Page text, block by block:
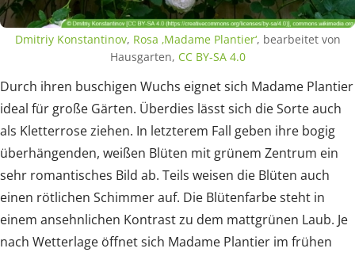
Dmitriy Konstantinov, Rosa ‚Madame Plantier‘, bearbeitet von
Hausgarten, CC BY-SA 4.0
Durch ihren buschigen Wuchs eignet sich Madame Plantier
ideal für große Gärten. Überdies lässt sich die Sorte auch
als Kletterrose ziehen. In letzterem Fall geben ihre bogig
überhängenden, weißen Blüten mit grünem Zentrum ein
sehr romantisches Bild ab. Teils weisen die Blüten auch
einen rötlichen Schimmer auf. Die Blütenfarbe steht in
einem ansehnlichen Kontrast zu dem mattgrünen Laub. Je
nach Wetterlage öffnet sich Madame Plantier im frühen